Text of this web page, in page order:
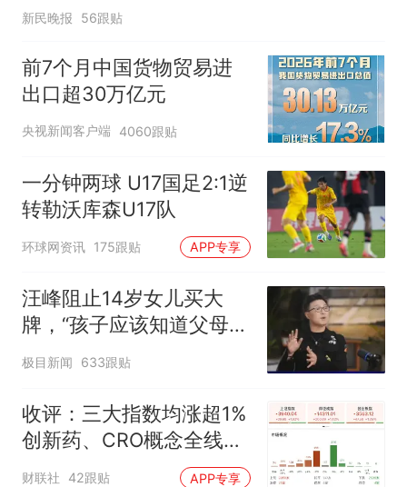
新民晚报 56跟贴
前7个月中国货物贸易进
出口超30万亿元
央视新闻客户端 4060跟贴
一分钟两球 U17国足2:1逆
转勒沃库森U17队
环球网资讯 175跟贴 APP专享
汪峰阻止14岁女儿买大
牌，“孩子应该知道父母的
不易”，称自己买衣服80%
极目新闻 633跟贴
收评：三大指数均涨超1%
创新药、CRO概念全线走
强
财联社 42跟贴 APP专享